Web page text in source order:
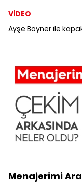
VİDEO
Ayşe Boyner ile
Menajerimi